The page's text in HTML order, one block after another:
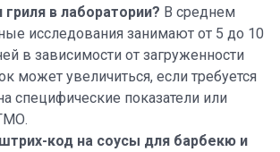
в лаборатории? В среднем
исследования занимают от 5 до 10
в зависимости от загруженности
может увеличиться, если требуется
специфические показатели или
код на соусы для барбекю и